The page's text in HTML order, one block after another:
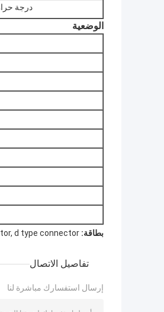
درجة
الوضعية
بطاقة: d type connector
تفاصيل الاتصال
إرسال استفسارك مباشرة لنا